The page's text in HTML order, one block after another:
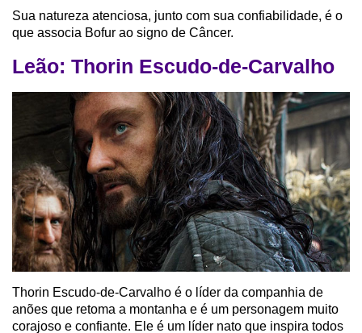
Sua natureza atenciosa, junto com sua confiabilidade, é o
que associa Bofur ao signo de Câncer.
Leão: Thorin Escudo-de-Carvalho
Thorin Escudo-de-Carvalho é o líder da companhia de
anões que retoma a montanha e é um personagem muito
corajoso e confiante. Ele é um líder nato que inspira todos